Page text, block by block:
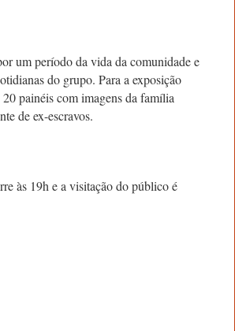
um período da vida da comunidade e
do grupo. Para a exposição
painéis com imagens da família
de ex-escravos.
às 19h e a visitação do público é